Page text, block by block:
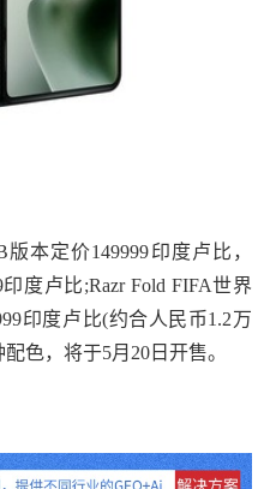
本定价149999印度卢比，
度卢比;Razr Fold FIFA世界
印度卢比(约合人民币1.2万
色，将于5月20日开售。